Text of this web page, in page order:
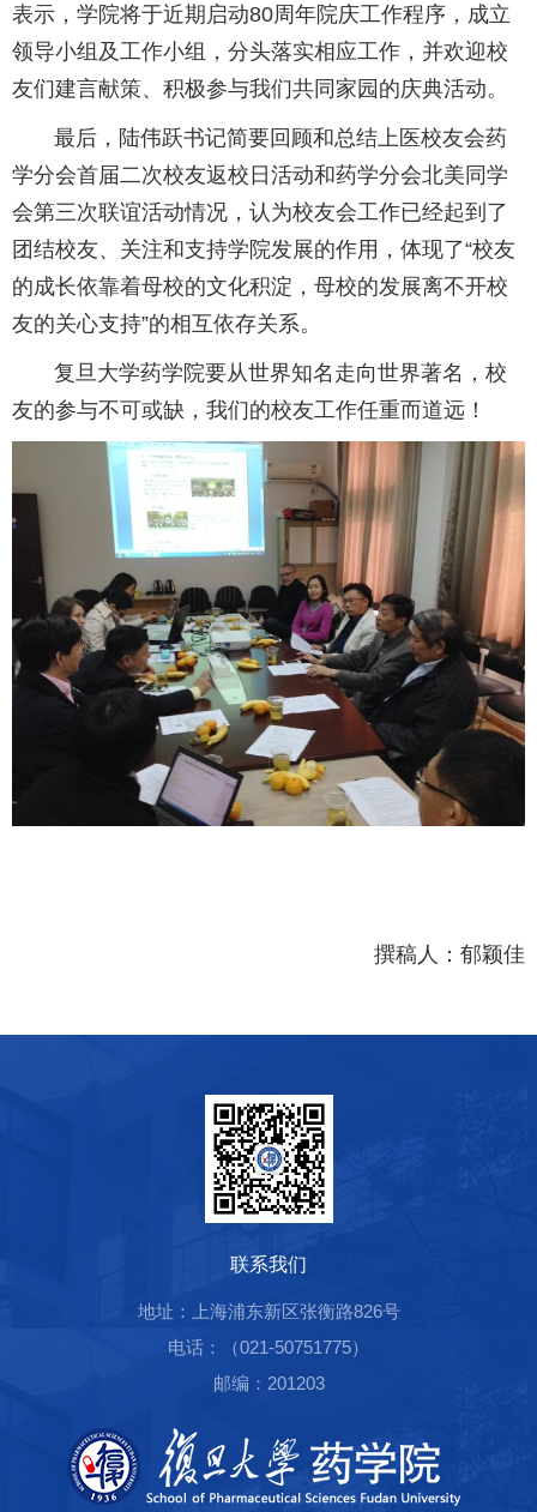
表示，学院将于近期启动80周年院庆工作程序，成立
领导小组及工作小组，分头落实相应工作，并欢迎校
友们建言献策、积极参与我们共同家园的庆典活动。
最后，陆伟跃书记简要回顾和总结上医校友会药
学分会首届二次校友返校日活动和药学分会北美同学
会第三次联谊活动情况，认为校友会工作已经起到了
团结校友、关注和支持学院发展的作用，体现了“校友
的成长依靠着母校的文化积淀，母校的发展离不开校
友的关心支持”的相互依存关系。
复旦大学药学院要从世界知名走向世界著名，校
友的参与不可或缺，我们的校友工作任重而道远！
撰稿人：郁颖佳
联系我们
地址：上海浦东新区张衡路826号
电话：（021-50751775）
邮编：201203